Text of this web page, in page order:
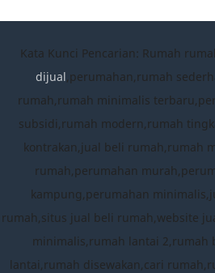
Kata Kunci Pencarian: Rumah
dijual,perumahan,rumah
rumah,rumah minimalis
subsidi,rumah modern,rumah
kontrakan,jual beli rumah,rumah
rumah,perumahan
kampung,perumahan
rumah,situs jual beli rumah,website
minimalis,rumah lantai 2,rumah
lantai,rumah disewakan,cari